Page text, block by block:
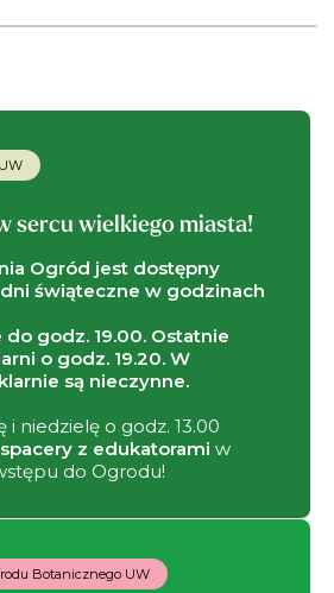
sercu wielkiego miasta!
Ogród jest dostępny
świąteczne w godzinach
do godz. 19.00. Ostatnie
o godz. 19.20. W
są nieczynne.
i niedzielę o godz. 13.00
spacery z edukatorami w
do Ogrodu!
Botanicznego UW